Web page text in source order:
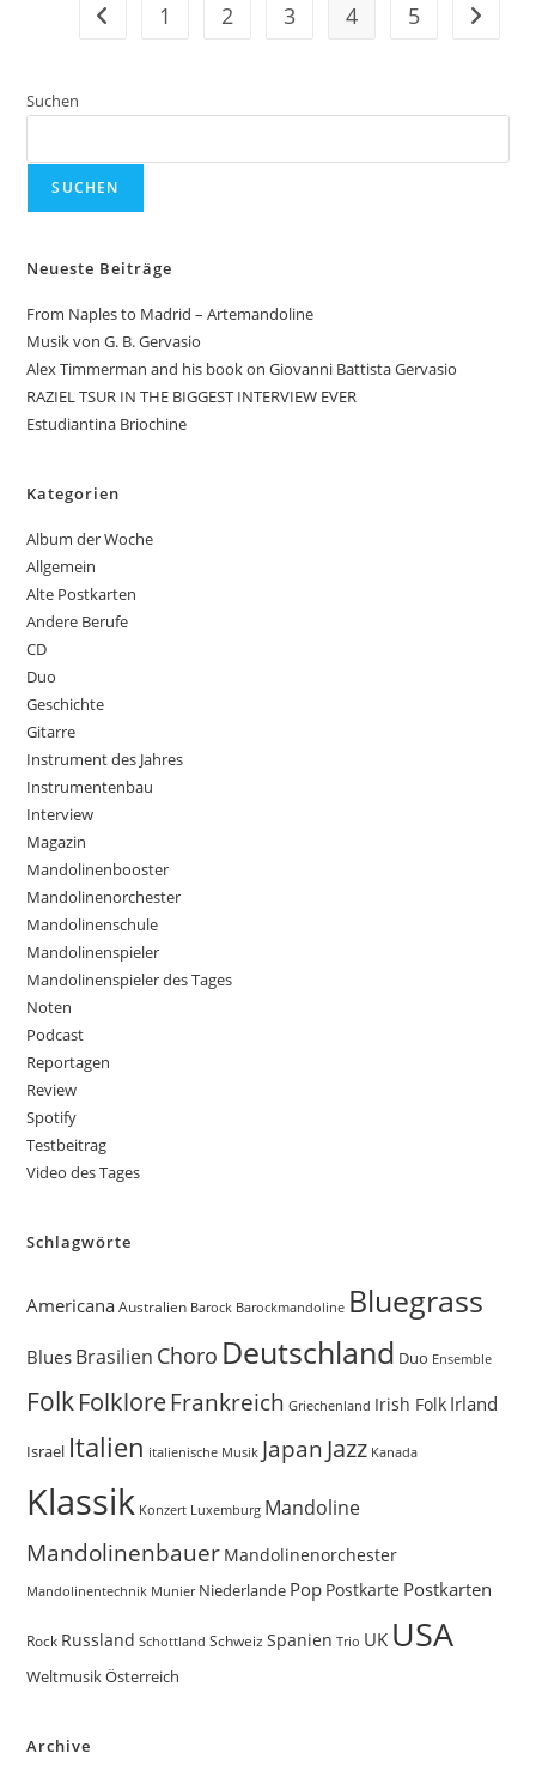
Gehe zur vorherigen Seite
1 2 3 4 5 Gehe
Suchen
SUCHEN
Neueste Beiträge
From Naples to Madrid – Artemandoline
Musik von G. B. Gervasio
Alex Timmerman and his book on Giovanni Battista Gervasio
RAZIEL TSUR IN THE BIGGEST INTERVIEW EVER
Estudiantina Briochine
Kategorien
Album der Woche
Allgemein
Alte Postkarten
Andere Berufe
CD
Duo
Geschichte
Gitarre
Instrument des Jahres
Instrumentenbau
Interview
Magazin
Mandolinenbooster
Mandolinenorchester
Mandolinenschule
Mandolinenspieler
Mandolinenspieler des Tages
Noten
Podcast
Reportagen
Review
Spotify
Testbeitrag
Video des Tages
Schlagwörte
Americana Australien Barock Barockmandoline Bluegrass
Blues Brasilien Choro Deutschland Duo Ensemble
FolkFolkloreFrankreich Griechenland Irish Folk Irland
Israel Italien italienische Musik JapanJazz Kanada
Klassik Konzert Luxemburg Mandoline
Mandolinenbauer Mandolinenorchester
Mandolinentechnik Munier Niederlande Pop Postkarte Postkarten
Rock Russland Schottland Schweiz Spanien Trio UK USA
WeltmusikÖsterreich
Archive